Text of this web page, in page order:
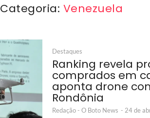
Categoria: Venezuela
Destaques
Ranking revela
comprados em
aponta drone
Rondônia
Redação - O Boto News - 24 de